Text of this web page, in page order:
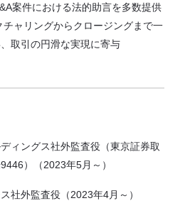
案件における法的助言を多数提供
チャリングからクロージングまで一
取引の円滑な実現に寄与
ィングス社外監査役（東京証券取
）（2023年5月～）
社外監査役（2023年4月～）